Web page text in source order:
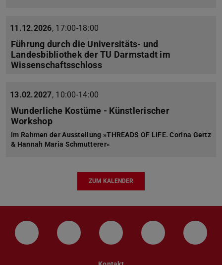
11.12.2026, 17:00-18:00
Führung durch die Universitäts- und
Landesbibliothek der TU Darmstadt im
Wissenschaftsschloss
13.02.2027, 10:00-14:00
Wunderliche Kostüme - Künstlerischer
Workshop
im Rahmen der Ausstellung »THREADS OF LIFE. Corina Gertz
& Hannah Maria Schmutterer«
ZUM KALENDER
LinkedIn-Seite der TU Darmstadt
Instagram-Kanal der TU
Bluesky-Kanal der TU
Facebook-